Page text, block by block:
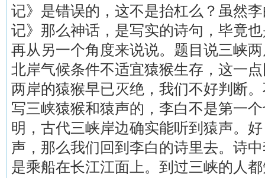
记》是错误的，这不是抬杠么？虽然
记》那么神话，是写实的诗句，毕竟
再从另一个角度来说说。题目说三峡
北岸气候条件不适宜猿猴生存，这一
两岸的猿猴早已灭绝，我们不好判断
写三峡猿猴和猿声的，李白不是第一
明，古代三峡岸边确实能听到猿声。
声，那么我们回到李白的诗里去。诗
是乘船在长江江面上。到过三峡的人